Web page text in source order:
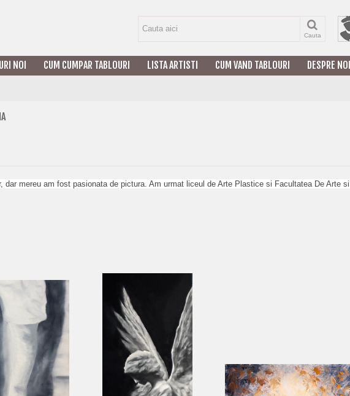
Cauta
NOI CUM CUMPAR TABLOURI LISTA ARTISTI CUM VAND TABLOURI DESPRE NOI
dar mereu am fost pasionata de pictura. Am urmat liceul de Arte Plastice si Facultatea De Arte